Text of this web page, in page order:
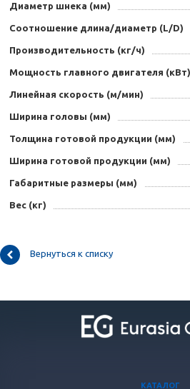
Диаметр шнека (мм)
Соотношение длина/диаметр (L/D)
Производительность (кг/ч)
Мощность главного двигателя (кВт)
Линейная скорость (м/мин)
Ширина головы (мм)
Толщина готовой продукции (мм)
Ширина готовой продукции (мм)
Габаритные размеры (мм)
Вес (кг)
Вернуться к списку
КАТАЛОГ